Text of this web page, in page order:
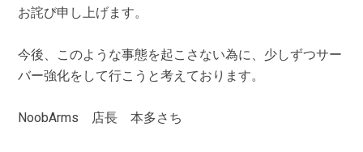
お詫び申し上げます。
今後、このような事態を起こさない為に、少しずつサー
バー強化をして行こうと考えております。
NoobArms 店長 本多さち